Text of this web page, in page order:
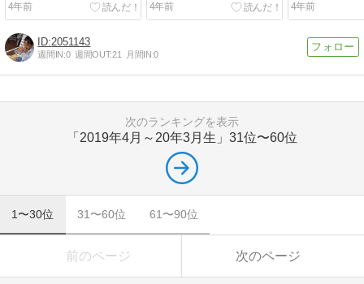
4年前
4年前
4年前
2051143
週間IN:0 週間OUT:21 月間IN:0
次のランキングを表示
「2019年4月～20年3月生」 31位〜60位
1〜30位 31〜60位 61〜90位
前のページ 次のページ